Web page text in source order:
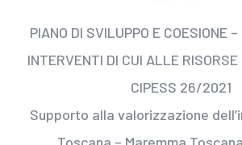
PIANO DI SVILUPPO E COESIONE
INTERVENTI DI CUI ALLE
CIPESS 26/2021
Supporto alla valorizzazione